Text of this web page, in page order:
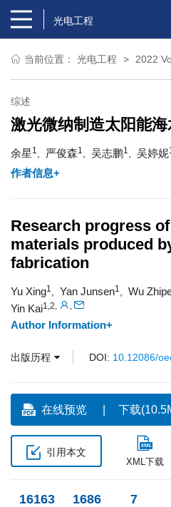
光电工程
当前位置： 光电工程 2022
综述
激光微纳制造太阳能
余星 1 严俊森1 吴志鹏1 吴婷妮1
作者信息+
Research progress
materials produced
fabrication
Yu Xing1 Yan Junsen1 Wu
Yin Kai1,2
Author Information+
出版历程 DOI: 10.12086/
在线预览 下载
引用本文
XML下载
16163 1686 7